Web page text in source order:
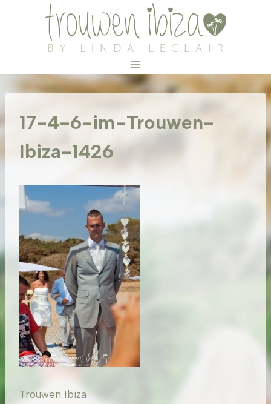
17-4-6-im-Trouwen-
Ibiza-1426
Trouwen Ibiza